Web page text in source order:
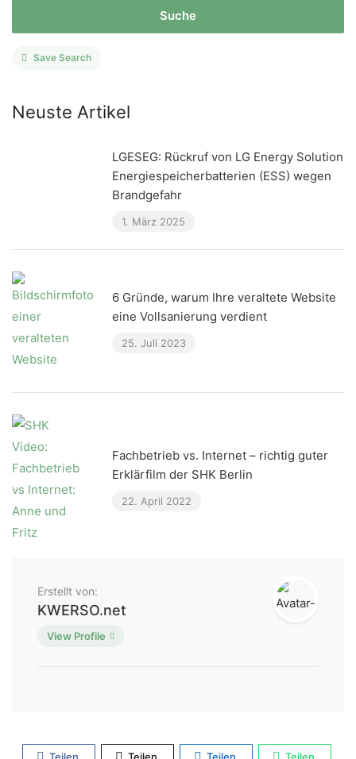
Suche
Save Search
Neuste Artikel
LGESEG: Rückruf von LG Energy Solution
Energiespeicherbatterien (ESS) wegen
Brandgefahr
1. März 2025
6 Gründe, warum Ihre veraltete Website
eine Vollsanierung verdient
25. Juli 2023
Fachbetrieb vs. Internet – richtig guter
Erklärfilm der SHK Berlin
22. April 2022
Erstellt von:
KWERSO.net
View Profile